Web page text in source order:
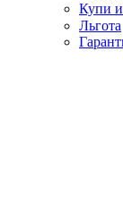
Купи
Льгота